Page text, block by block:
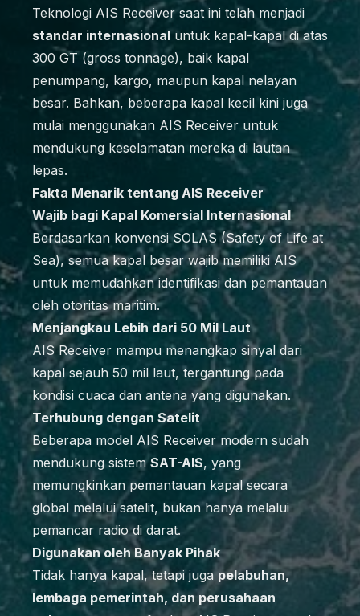
Teknologi AIS Receiver saat ini telah menjadi
standar internasional untuk kapal-kapal di atas
300 GT (gross tonnage), baik kapal
penumpang, kargo, maupun kapal nelayan
besar. Bahkan, beberapa kapal kecil kini juga
mulai menggunakan AIS Receiver untuk
mendukung keselamatan mereka di lautan
lepas.
Fakta Menarik tentang AIS Receiver
Wajib bagi Kapal Komersial Internasional
Berdasarkan konvensi SOLAS (Safety of Life at
Sea), semua kapal besar wajib memiliki AIS
untuk memudahkan identifikasi dan pemantauan
oleh otoritas maritim.
Menjangkau Lebih dari 50 Mil Laut
AIS Receiver mampu menangkap sinyal dari
kapal sejauh 50 mil laut, tergantung pada
kondisi cuaca dan antena yang digunakan.
Terhubung dengan Satelit
Beberapa model AIS Receiver modern sudah
mendukung sistemSAT-AIS, yang
memungkinkan pemantauan kapal secara
global melalui satelit, bukan hanya melalui
pemancar radio di darat.
Digunakan oleh Banyak Pihak
Tidak hanya kapal, tetapi juga pelabuhan,
lembaga pemerintah, dan perusahaan